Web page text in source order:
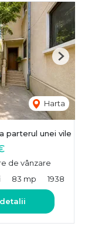
Harta
Next
parterul unei vile
de vânzare
83 mp 1938